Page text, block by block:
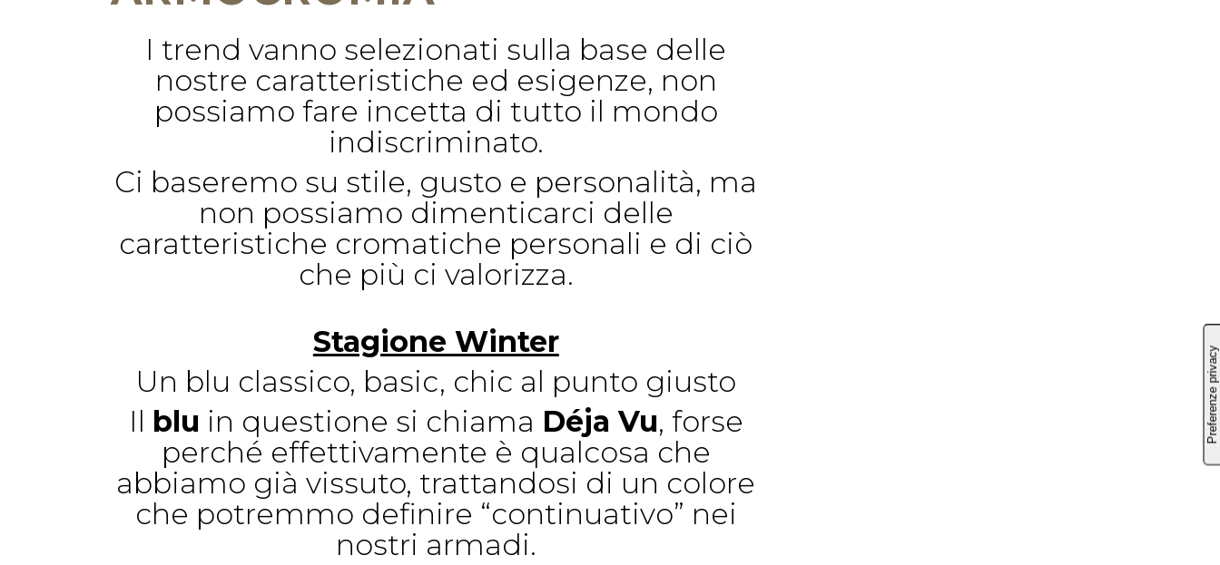
I trend vanno selezionati sulla base delle
nostre caratteristiche ed esigenze, non
possiamo fare incetta di tutto il mondo
indiscriminato.
Ci baseremo su stile, gusto e personalità, ma
non possiamo dimenticarci delle
caratteristiche cromatiche personali e di ciò
che più ci valorizza.
Stagione Winter
Un blu classico, basic, chic al punto giusto
Il blu in questione si chiama Déja Vu, forse
perché effettivamente è qualcosa che
abbiamo già vissuto, trattandosi di un colore
che potremmo definire “continuativo” nei
nostri armadi.